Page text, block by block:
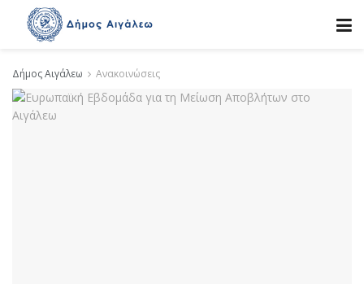
Δήμος Αιγάλεω Ανακοινώσεις